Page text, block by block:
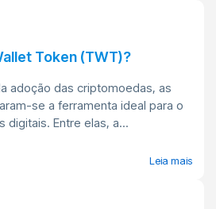
Token (TWT)?
adoção das criptomoedas, as
se a ferramenta ideal para o
digitais. Entre elas, a...
Leia mais